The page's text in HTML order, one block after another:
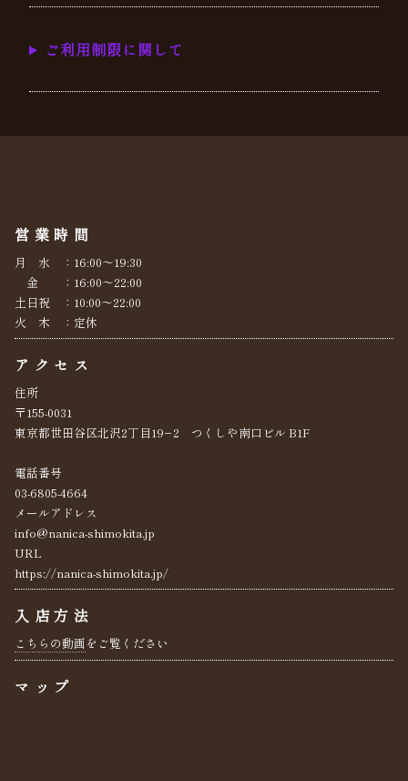
ご利用制限に関して
営業時間
月 水 ：16:00～19:30
金 ：16:00～22:00
土日祝 ：10:00～22:00
火 木 ：定休
アクセス
住所
〒155-0031
東京都世田谷区北沢2丁目19−2 つくしや南口ビル B1F
電話番号
03-6805-4664
メールアドレス
info@nanica-shimokita.jp
URL
https://nanica-shimokita.jp/
入店方法
こちらの動画をご覧ください
マップ